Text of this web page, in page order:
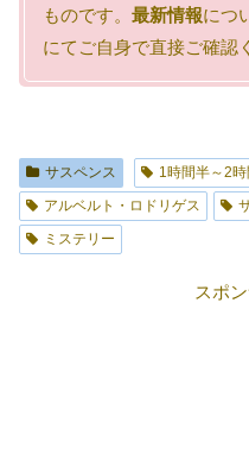
ものです。 最新情報につ
にてご自身で直接ご確認
サスペンス 1時間半～2時
アルベルト・ロドリゲス
ミステリー
スポ